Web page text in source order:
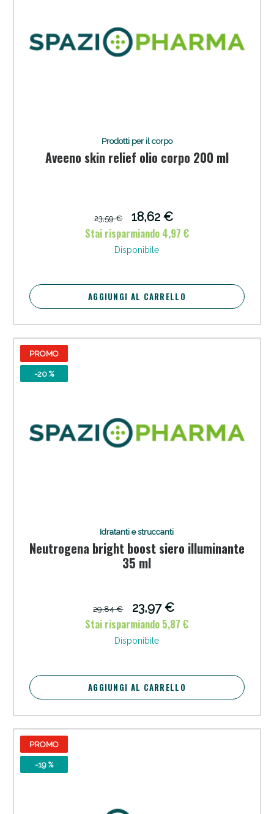
Prodotti per il corpo
Aveeno skin relief olio corpo 200 ml
23,59 €
18,62 €
Stai risparmiando 4,97 €
Disponibile
AGGIUNGI AL CARRELLO
PROMO
-20 %
Idratanti e struccanti
Neutrogena bright boost siero illuminante
35 ml
29,84 €
23,97 €
Stai risparmiando 5,87 €
Disponibile
AGGIUNGI AL CARRELLO
PROMO
-19 %